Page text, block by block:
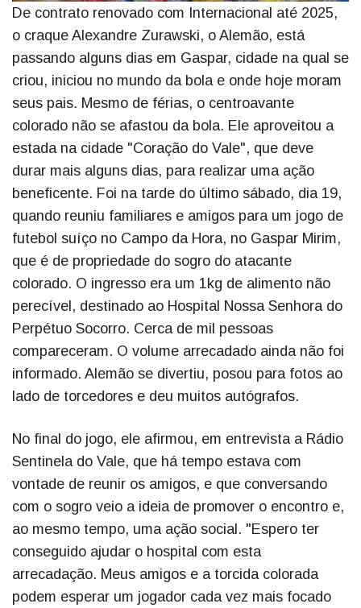
De contrato renovado com Internacional até 2025,
o craque Alexandre Zurawski, o Alemão, está
passando alguns dias em Gaspar, cidade na qual se
criou, iniciou no mundo da bola e onde hoje moram
seus pais. Mesmo de férias, o centroavante
colorado não se afastou da bola. Ele aproveitou a
estada na cidade "Coração do Vale", que deve
durar mais alguns dias, para realizar uma ação
beneficente. Foi na tarde do último sábado, dia 19,
quando reuniu familiares e amigos para um jogo de
futebol suíço no Campo da Hora, no Gaspar Mirim,
que é de propriedade do sogro do atacante
colorado. O ingresso era um 1kg de alimento não
perecível, destinado ao Hospital Nossa Senhora do
Perpétuo Socorro. Cerca de mil pessoas
compareceram. O volume arrecadado ainda não foi
informado. Alemão se divertiu, posou para fotos ao
lado de torcedores e deu muitos autógrafos.
No final do jogo, ele afirmou, em entrevista a Rádio
Sentinela do Vale, que há tempo estava com
vontade de reunir os amigos, e que conversando
com o sogro veio a ideia de promover o encontro e,
ao mesmo tempo, uma ação social. "Espero ter
conseguido ajudar o hospital com esta
arrecadação. Meus amigos e a torcida colorada
podem esperar um jogador cada vez mais focado